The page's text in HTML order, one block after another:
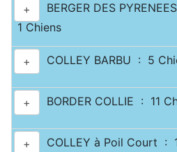
+
BERGER DES
1 Chiens
+ COLLEY BARBU : 5
+ BORDER COLLIE : 11
+ COLLEY à Poil Court :